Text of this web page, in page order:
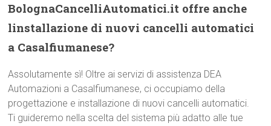
BolognaCancelliAutomatici.it offre anche
linstallazione di nuovi cancelli automatici
a Casalfiumanese?
Assolutamente sì! Oltre ai servizi di assistenza DEA
Automazioni a Casalfiumanese, ci occupiamo della
progettazione e installazione di nuovi cancelli automatici.
Ti guideremo nella scelta del sistema più adatto alle tue